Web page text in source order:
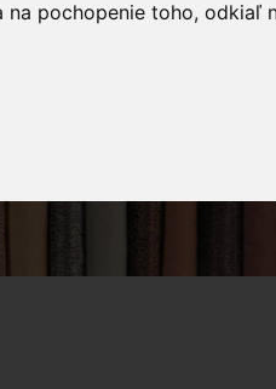
pochopenie toho, odkiaľ